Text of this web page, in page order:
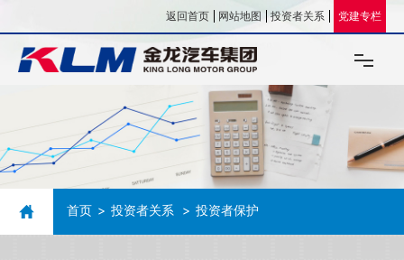
返回首页 网站地图 投资者关系 党建专栏
关于我们
企业文化
首页 投资者关系 投资者保护